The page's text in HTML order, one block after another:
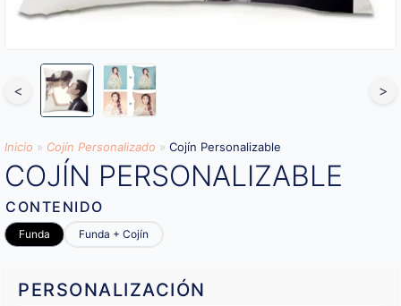
< >
Inicio » Cojín Personalizado » Cojín Personalizable
COJÍN PERSONALIZABLE
CONTENIDO
Funda Funda + Cojín
PERSONALIZACIÓN